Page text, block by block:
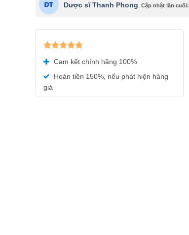
Dược sĩ Thanh Phong Cập nhật lần cuối:
hạng5.00
5 sao
Cam kết chính hãng 100%
Hoàn tiền 150%, nếu phát hiện hàng
giả